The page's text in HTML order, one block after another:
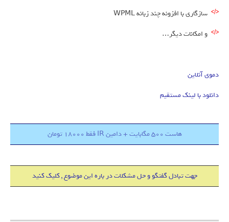
سازگاری با افزونه چند زبانه WPML
و امکانات دیگر…
دموی آنلاین
دانلود با لینک مستقیم
هاست 500 مگابایت + دامین IR فقط 18000 تومان
جهت تبادل گفتگو و حل مشکلات در باره این موضوع , کلیک کنید